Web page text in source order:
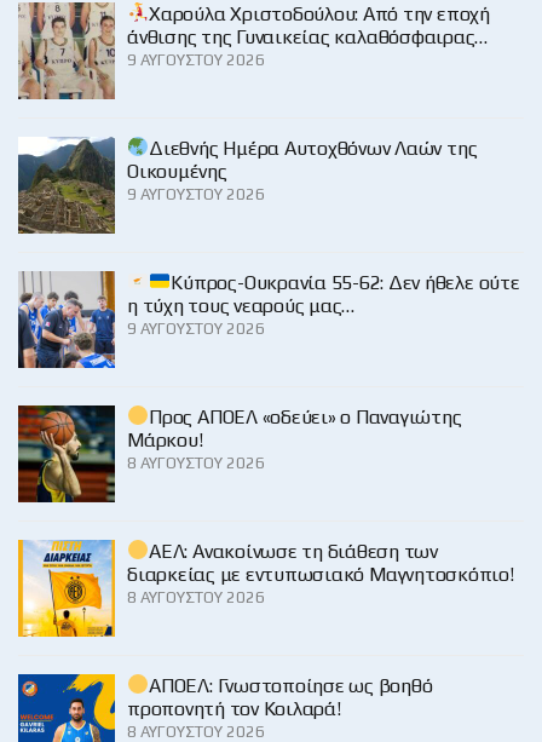
Χαρούλα Χριστοδούλου: Από την εποχή
άνθισης της Γυναικείας καλαθόσφαιρας…
9 ΑΥΓΟΎΣΤΟΥ 2026
Διεθνής Ημέρα Αυτοχθόνων Λαών της
Οικουμένης
9 ΑΥΓΟΎΣΤΟΥ 2026
Κύπρος-Ουκρανία 55-62: Δεν ήθελε ούτε
η τύχη τους νεαρούς μας…
9 ΑΥΓΟΎΣΤΟΥ 2026
Προς ΑΠΟΕΛ «οδεύει» ο Παναγιώτης
Μάρκου!
8 ΑΥΓΟΎΣΤΟΥ 2026
ΑΕΛ: Ανακοίνωσε τη διάθεση των
διαρκείας με εντυπωσιακό Μαγνητοσκόπιο!
8 ΑΥΓΟΎΣΤΟΥ 2026
ΑΠΟΕΛ: Γνωστοποίησε ως βοηθό
προπονητή τον Κοιλαρά!
8 ΑΥΓΟΎΣΤΟΥ 2026